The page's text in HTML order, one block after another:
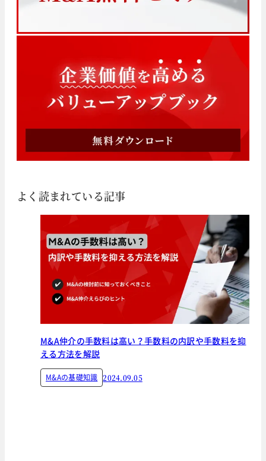
よく読まれている記事
M&A仲介の手数料は高い？手数料の内訳や手数料を抑
える方法を解説
M&Aの基礎知識 2024.09.05